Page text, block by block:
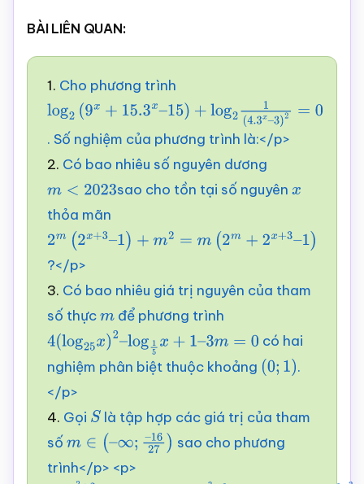
BÀI LIÊN QUAN:
1. Cho phương trình
log2 (9x +15.3x–
15)+log21(4.3x–
3) 2= 0
. Số nghiệm của phương trình là:</p>
2. Có bao nhiêu số nguyên dương
m< 2023 sao cho tồn tại số nguyên x
thỏa mãn
2m (2x+ 3–
1)+m2
1)
?</p>
3. Có bao nhiêu giá trị nguyên của tham
số thựcmđể phương trình
4(log25x 2–log15 x+ 1–3m= 0
có hai
nghiệm phân biệt thuộc khoảng (0; 1) .
</p>
4. Gọi S là tập hợp các giá trị của tham
số m∈( –∞;–1627) sao cho phương
trình</p> <p>